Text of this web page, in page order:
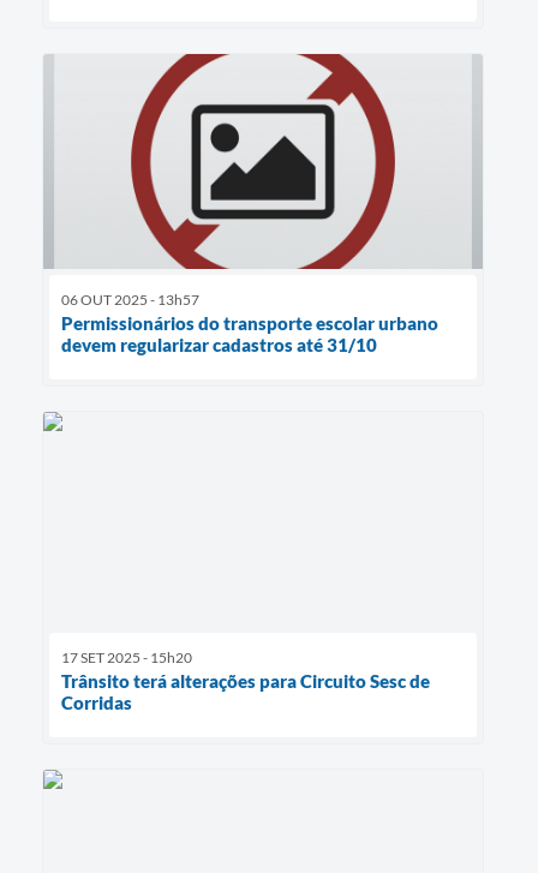
06 OUT 2025 - 13h57
Permissionários do transporte escolar urbano
devem regularizar cadastros até 31/10
17 SET 2025 - 15h20
Trânsito terá alterações para Circuito Sesc de
Corridas